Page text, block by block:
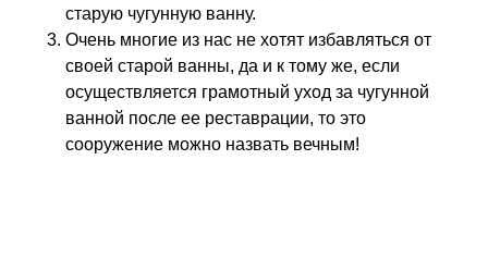
старую чугунную ванну.
Очень многие из нас не хотят избавляться от
своей старой ванны, да и к тому же, если
осуществляется грамотный уход за чугунной
ванной после ее реставрации, то это
сооружение можно назвать вечным!